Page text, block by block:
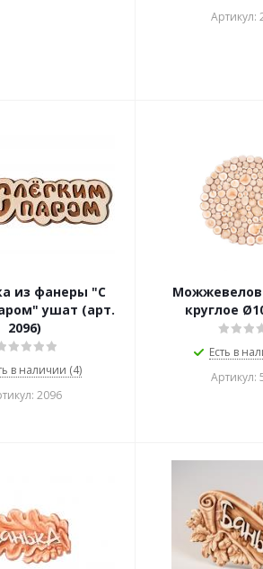
Артикул:
из фанеры "С
ушат (арт.
2096)
в наличии (4)
2096
круглое
Есть в
Артикул: